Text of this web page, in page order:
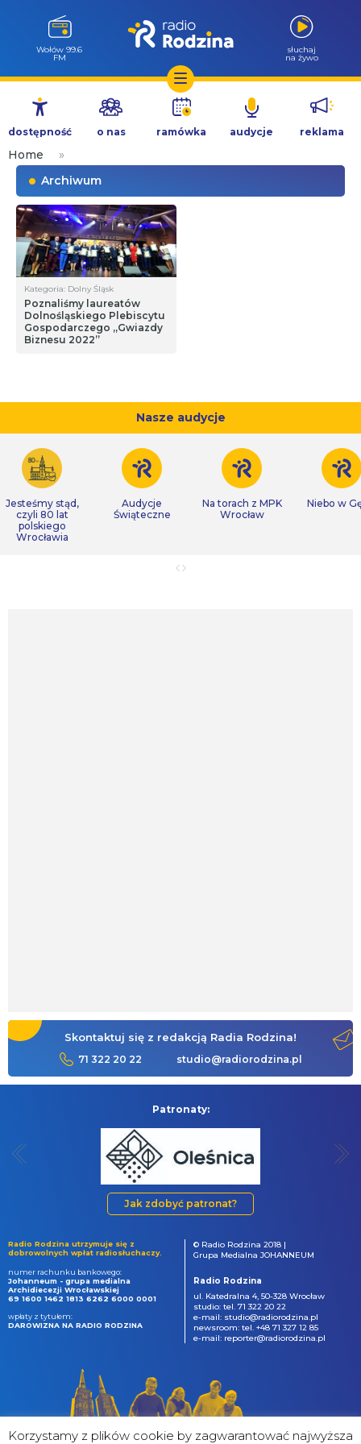
Przejdź
treści
Wołów 99.6
FM
słuchaj
na żywo
dostępność o nas ramówka audycje reklama
Home
»
Archiwum
Kategoria: Dolny Śląsk
Poznaliśmy laureatów
Dolnośląskiego Plebiscytu
Gospodarczego „Gwiazdy
Biznesu 2022”
Nasze audycje
Jesteśmy stąd,
czyli 80 lat
polskiego
Wrocławia
Audycje
Świąteczne
Na torach z MPK
Wrocław
Niebo w
Skontaktuj się z redakcją Radia Rodzina!
71 322 20 22 studio@radiorodzina.pl
Patronaty:
Jak zdobyć patronat?
Radio Rodzina utrzymuje się z
dobrowolnych wpłat radiosłuchaczy.
numer rachunku bankowego:
Johanneum - grupa medialna
Archidiecezji Wrocławskiej
69 1600 1462 1813 6262 6000 0001
wpłaty z tytułem:
DAROWIZNA NA RADIO RODZINA
© Radio Rodzina 2018 |
Grupa Medialna JOHANNEUM
Radio Rodzina
ul. Katedralna 4, 50-328 Wrocław
studio: tel. 71 322 20 22
e-mail: studio@radiorodzina.pl
newsroom: tel. +48 71 327 12 85
e-mail: reporter@radiorodzina.pl
Korzystamy z plików cookie by zagwarantować najwyższa